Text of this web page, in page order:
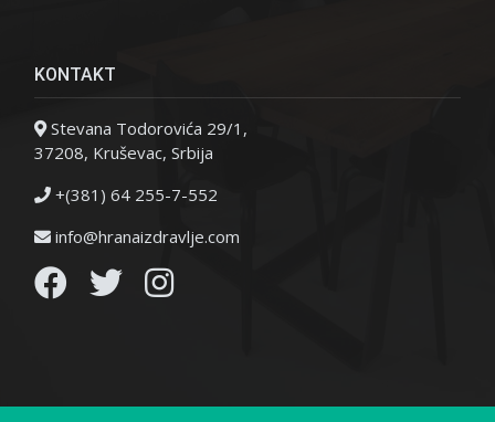
KONTAKT
Stevana Todorovića 29/1,
37208, Kruševac, Srbija
+(381) 64 255-7-552
info@hranaizdravlje.com